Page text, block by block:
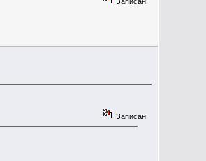
Записан